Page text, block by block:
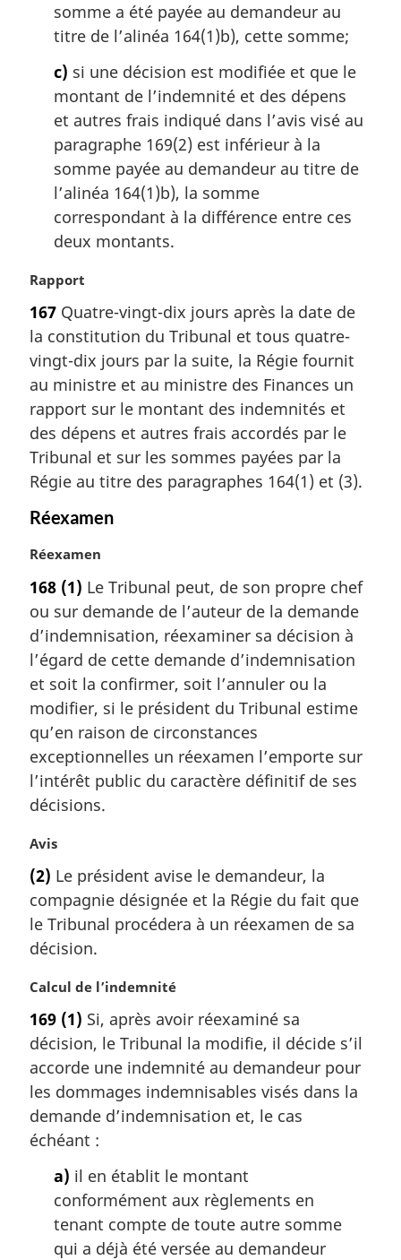
somme a été payée au demandeur au
titre de l’alinéa 164(1)b), cette somme;
c) si une décision est modifiée et que le
montant de l’indemnité et des dépens
et autres frais indiqué dans l’avis visé au
paragraphe 169(2) est inférieur à la
somme payée au demandeur au titre de
l’alinéa 164(1)b), la somme
correspondant à la différence entre ces
deux montants.
N
t
e
m
a
g
i
n
a
e
Rapport
167 Quatre-vingt-dix jours après la date de
la constitution du Tribunal et tous quatre-
vingt-dix jours par la suite, la Régie fournit
au ministre et au ministre des Finances un
rapport sur le montant des indemnités et
des dépens et autres frais accordés par le
Tribunal et sur les sommes payées par la
Régie au titre des paragraphes 164(1) et (3).
Réexamen
N
t
e
m
a
g
i
n
a
l
e
:
Réexamen
168 (1) Le Tribunal peut, de son propre chef
ou sur demande de l’auteur de la demande
d’indemnisation, réexaminer sa décision à
l’égard de cette demande d’indemnisation
et soit la confirmer, soit l’annuler ou la
modifier, si le président du Tribunal estime
qu’en raison de circonstances
exceptionnelles un réexamen l’emporte sur
l’intérêt public du caractère définitif de ses
décisions.
N
t
e
m
a
g
n
a
e
:
Avis
(2) Le président avise le demandeur, la
compagnie désignée et la Régie du fait que
le Tribunal procédera à un réexamen de sa
décision.
N
t
e
m
a
g
i
Calcul de l’indemnité
169 (1) Si, après avoir réexaminé sa
décision, le Tribunal la modifie, il décide s’il
accorde une indemnité au demandeur pour
les dommages indemnisables visés dans la
demande d’indemnisation et, le cas
échéant :
a) il en établit le montant
conformément aux règlements en
tenant compte de toute autre somme
qui a déjà été versée au demandeur